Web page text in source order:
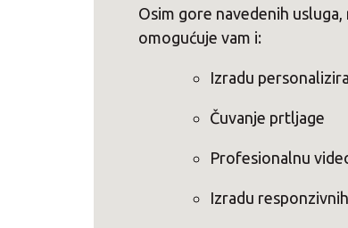
Osim gore navedenih
omogućuje vam i:
Izradu
Čuvanje prtljage
Profesionalnu
Izradu